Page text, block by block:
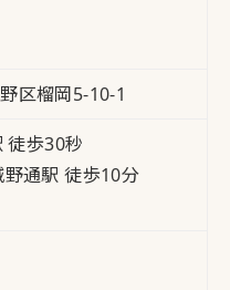
区榴岡5-10-1
徒歩30秒
通駅 徒歩10分